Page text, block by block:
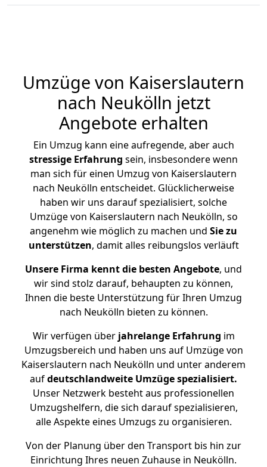
Umzüge von Kaiserslautern
nach Neukölln jetzt
Angebote erhalten
Ein Umzug kann eine aufregende, aber auch
stressige Erfahrung sein, insbesondere wenn
man sich für einen Umzug von Kaiserslautern
nach Neukölln entscheidet. Glücklicherweise
haben wir uns darauf spezialisiert, solche
Umzüge von Kaiserslautern nach Neukölln, so
angenehm wie möglich zu machen und Sie zu
unterstützen, damit alles reibungslos verläuft
Unsere Firma kennt die besten Angebote, und
wir sind stolz darauf, behaupten zu können,
Ihnen die beste Unterstützung für Ihren Umzug
nach Neukölln bieten zu können.
Wir verfügen überjahrelange Erfahrung im
Umzugsbereich und haben uns auf Umzüge von
Kaiserslautern nach Neukölln und unter anderem
aufdeutschlandweite Umzüge spezialisiert.
Unser Netzwerk besteht aus professionellen
Umzugshelfern, die sich darauf spezialisieren,
alle Aspekte eines Umzugs zu organisieren.
Von der Planung über den Transport bis hin zur
Einrichtung Ihres neuen Zuhause in Neukölln.